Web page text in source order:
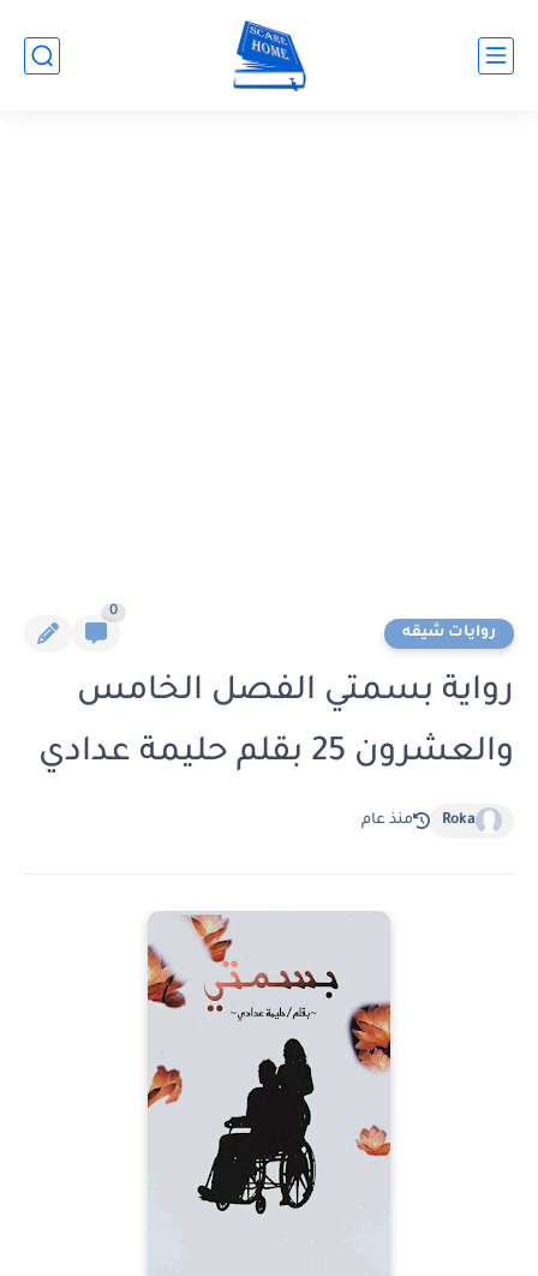
روايات شيقه
0
رواية بسمتي الفصل الخامس
والعشرون 25 بقلم حليمة عدادي
Roka منذ عام